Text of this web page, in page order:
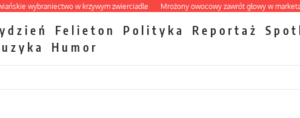
wybraniectwo w krzywym zwierciadle Mrożony owocowy zawrót głowy w marketach
Felieton Polityka Reportaż
Humor